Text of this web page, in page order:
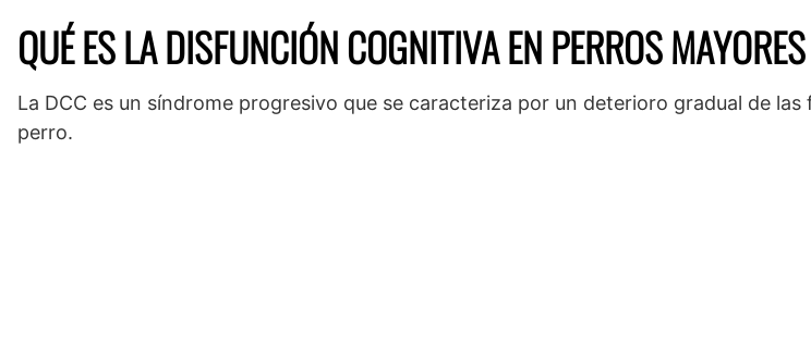
QUÉ ES LA DISFUNCIÓN COGNITIVA EN PERROS MAYORES
La DCC es un síndrome progresivo que se caracteriza por un deterioro gradual de
perro.